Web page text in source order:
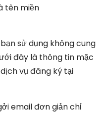
tên miền
sử dụng không cung
đây là thông tin mặc
vụ đăng ký tại
email đơn giản chỉ